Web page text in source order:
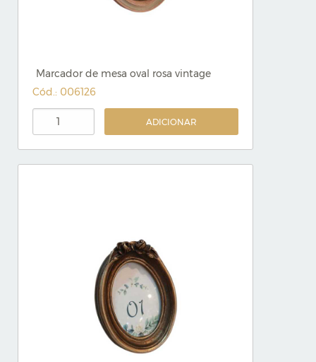
Marcador de mesa oval rosa vintage
Cód.: 006126
ADICIONAR